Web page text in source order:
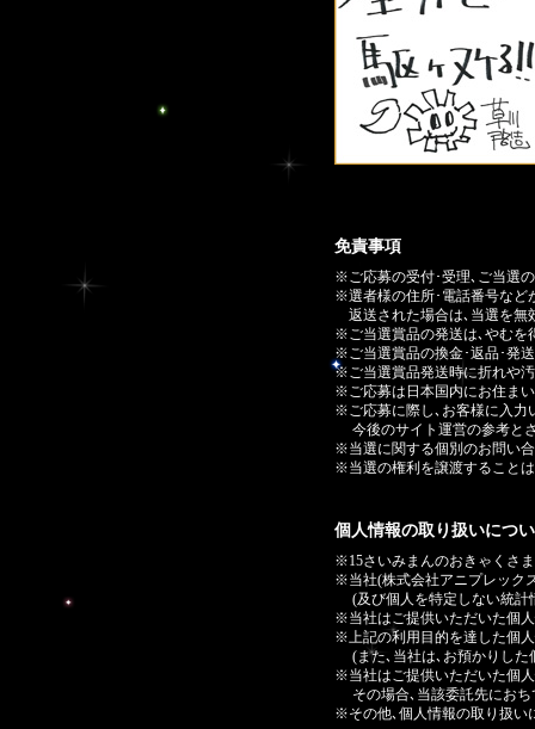
免責事項
※ご応募の受付･受理､ご当選
※選者様の住所･電話番号など
返送された場合は､当選を無
※ご当選賞品の発送は､やむを
※ご当選賞品の換金･返品･発
※ご当選賞品発送時に折れや
※ご応募は日本国内にお住ま
※ご応募に際し､お客様に入力
今後のサイト運営の参考と
※当選に関する個別のお問い
※当選の権利を譲渡すること
個人情報の取り扱いにつ
※15さいみまんのおきゃくさ
※当社(株式会社アニプレック
(及び個人を特定しない統計
※当社はご提供いただいた個
※上記の利用目的を達した個
(また､当社は､お預かりした
※当社はご提供いただいた個
その場合､当該委託先におち
※その他､個人情報の取り扱い